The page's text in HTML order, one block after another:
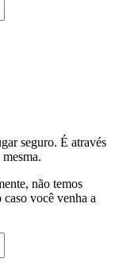
seguro. É através
não temos
você venha a